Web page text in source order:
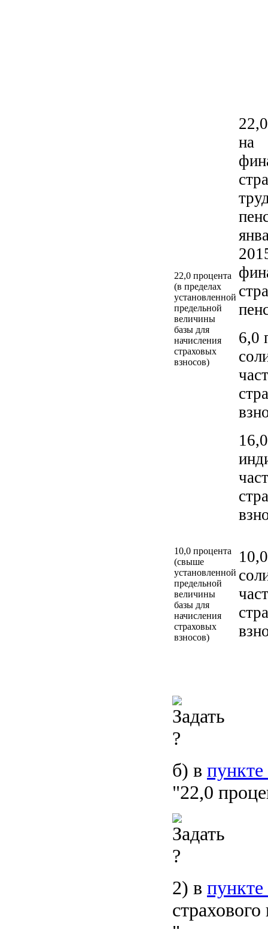
22,0 процента
(в пределах
установленной
предельной
величины
базы для
начисления
страховых
взносов)
на
6,0
10,0 процента
(свыше
установленной
предельной
величины
базы для
начисления
страховых
взносов)
б) в
"22,0
2) в пункте